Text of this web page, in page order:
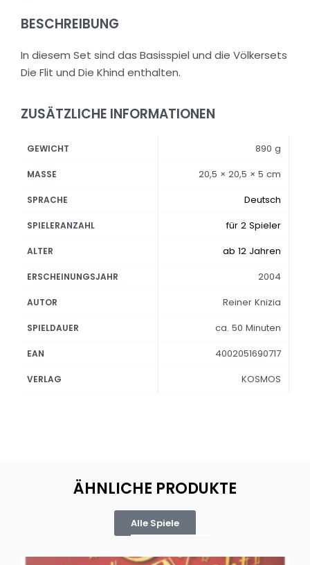
BESCHREIBUNG
In diesem Set sind das Basisspiel und die Völkersets
Die Flit und Die Khind enthalten.
ZUSÄTZLICHE INFORMATIONEN
GEWICHT 890 g
MASSE 20,5 × 20,5 × 5 cm
SPRACHE Deutsch
SPIELERANZAHL für 2 Spieler
ALTER ab 12 Jahren
ERSCHEINUNGSJAHR 2004
AUTOR Reiner Knizia
SPIELDAUER ca. 50 Minuten
EAN 4002051690717
VERLAG KOSMOS
ÄHNLICHE PRODUKTE
Alle Spiele